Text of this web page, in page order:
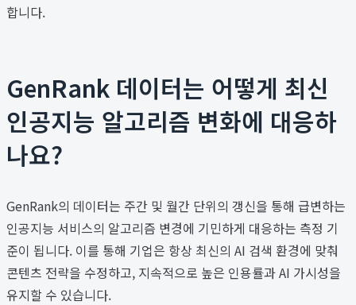
합니다.
GenRank 데이터는 어떻게 최신
인공지능 알고리즘 변화에 대응하
나요?
GenRank의 데이터는 주간 및 월간 단위의 갱신을 통해 급변하는
인공지능 서비스의 알고리즘 변경에 기민하게 대응하는 측정 기
준이 됩니다. 이를 통해 기업은 항상 최신의 AI 검색 환경에 맞춰
콘텐츠 전략을 수정하고, 지속적으로 높은 인용률과 AI 가시성을
유지할 수 있습니다.